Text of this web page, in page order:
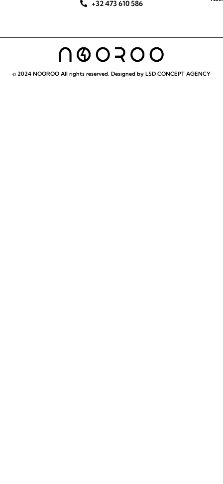
+32 473 610 586
© 2024 NOOROO All rights reserved. Designed by LSD CONCEPT AGENCY